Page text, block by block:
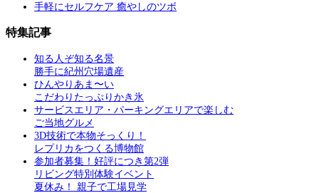
手軽にセルフケア 癒やしのツボ
特集記事
知る人ぞ知る名景
勝手に紀州穴場遺産
ひんやりあま〜い
こだわりたっぷりかき氷
サービスエリア・パーキングエリアで楽しむ
ご当地グルメ
3D技術で本物そっくり！
レプリカをつくる博物館
参加者募集！好評につき第2弾
リビング特別体験イベント
夏休み！ 親子で工場見学